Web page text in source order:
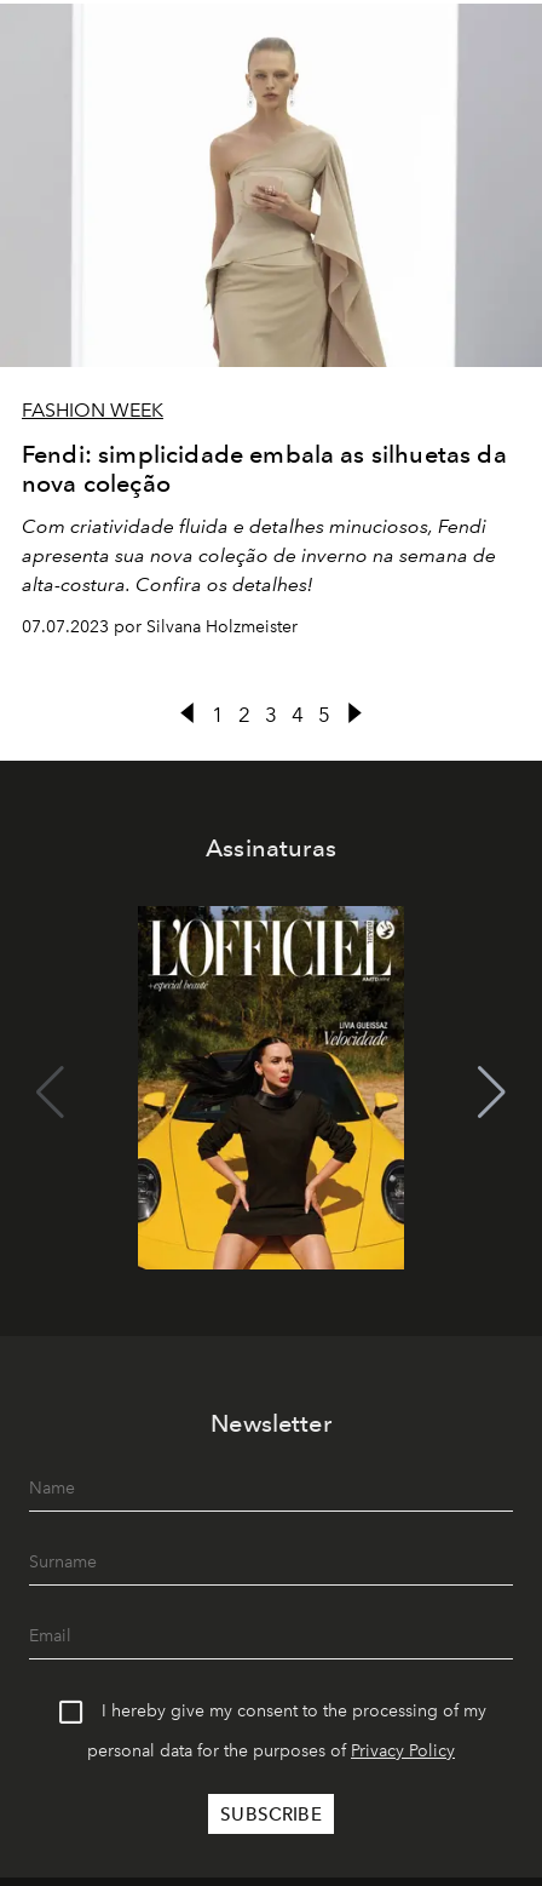
FASHION WEEK
Fendi: simplicidade embala as silhuetas da
nova coleção
Com criatividade fluida e detalhes minuciosos, Fendi
apresenta sua nova coleção de inverno na semana de
alta-costura. Confira os detalhes!
07.07.2023 por Silvana Holzmeister
1 2 3 4 5
Assinaturas
Newsletter
I hereby give my consent to the processing of my
personal data for the purposes of Privacy Policy